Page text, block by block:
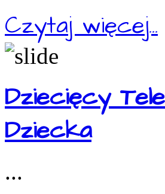
Czytaj więcej...
Dziecięcy
Dziecka
...